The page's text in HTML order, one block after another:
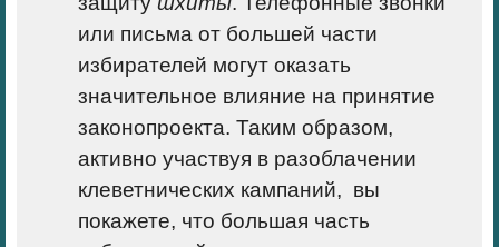
или письма от большей части
избирателей могут оказать
значительное влияние на принятие
законопроекта. Таким образом,
активно участвуя в разоблачении
клеветнических кампаний, вы
покажете, что большая часть